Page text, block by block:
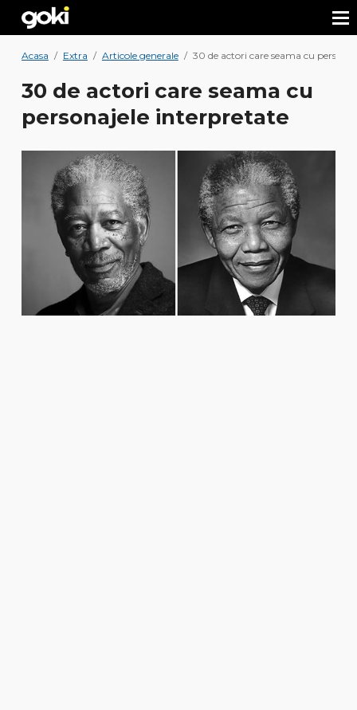
Acasa / Extra / Articole generale / 30 de actori care seama cu
30 de actori care seama cu
personajele interpretate